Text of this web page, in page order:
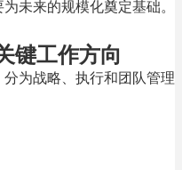
未来的规模化奠定基础。
键工作方向
为战略、执行和团队管理